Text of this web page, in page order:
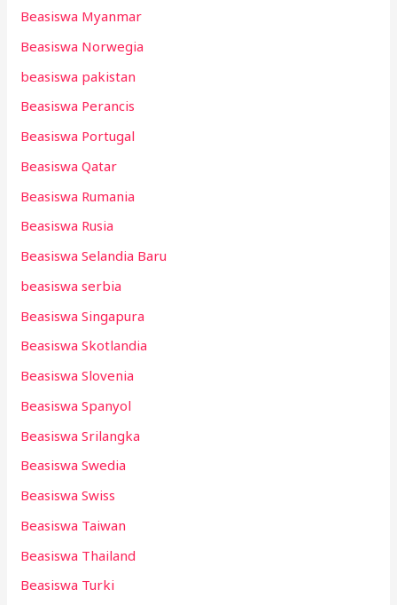
Beasiswa Myanmar
Beasiswa Norwegia
beasiswa pakistan
Beasiswa Perancis
Beasiswa Portugal
Beasiswa Qatar
Beasiswa Rumania
Beasiswa Rusia
Beasiswa Selandia Baru
beasiswa serbia
Beasiswa Singapura
Beasiswa Skotlandia
Beasiswa Slovenia
Beasiswa Spanyol
Beasiswa Srilangka
Beasiswa Swedia
Beasiswa Swiss
Beasiswa Taiwan
Beasiswa Thailand
Beasiswa Turki